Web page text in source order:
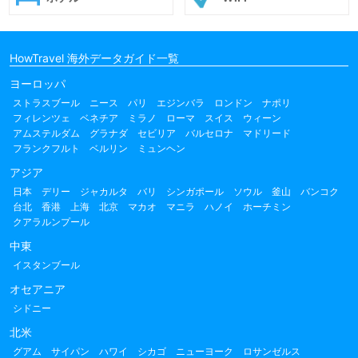
HowTravel 海外データガイド一覧
ヨーロッパ
ストラスブール ニース パリ エジンバラ ロンドン
ナポリ
フィレンツェ
ベネチア ミラノ ローマ スイス
ウィーン
アムステルダム
グラナダ セビリア バルセロナ
マドリード
フランクフルト
ベルリン ミュンヘン
アジア
日本 デリー ジャカルタ バリ シンガポール ソウル 釜山
バンコク
台北
香港 上海 北京 マカオ マニラ ハノイ
ホーチミン
クアラルンプール
中東
イスタンブール
オセアニア
シドニー
北米
グアム サイパン ハワイ シカゴ ニューヨーク ロサンゼルス